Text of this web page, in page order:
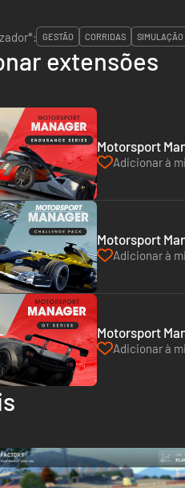
GESTÃO CORRIDAS SIMULAÇÃO
extensões
Motorsport
Adicionar à
Motorsport
Adicionar à
Motorsport
Adicionar à